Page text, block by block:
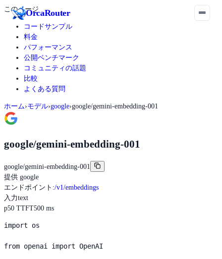
OrcaRouter
このページ
コードサンプル
料金
パフォーマンス
公開ベンチマーク
コミュニティの話題
比較
よくある質問
ホーム›モデル›google›google/gemini-embedding-001
google/gemini-embedding-001
google/gemini-embedding-001
提供 google
エンドポイント :/v1/embeddings
入力text
p50 TTFT500 ms
import os
from openai import OpenAI